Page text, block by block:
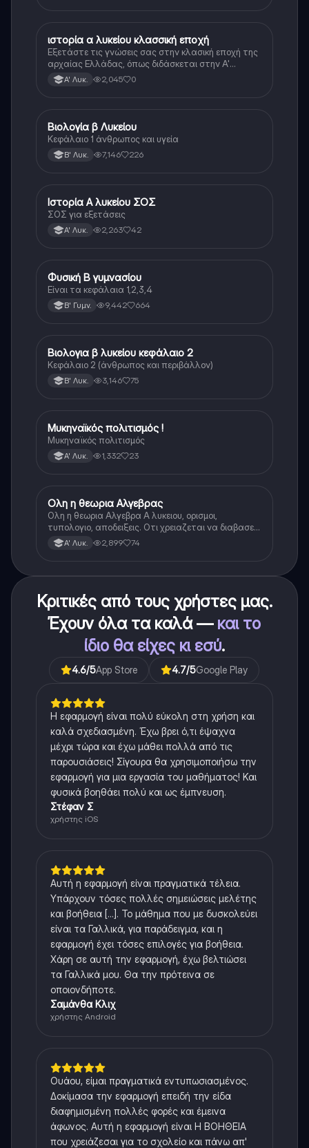
Ιστορία
ιστορία α λυκείου κλασσική εποχή
Εξετάστε τις γνώσεις σας στην κλασική εποχή της
αρχαίας Ελλάδας, όπως διδάσκεται στην Α'
Λυκείου.Α' Λυκ. 2,045 0
Βιολογία
Βιολογία β Λυκείου
Κεφάλαιο 1 άνθρωπος και υγεία
Β' Λυκ. 7,146 226
Ιστορία
Ιστορία Α λυκείου ΣΟΣ
ΣΟΣ για εξετάσεις
Α' Λυκ. 2,263 42
Φυσική
Φυσική Β γυμνασίου
Είναι τα κεφάλαια 1,2,3,4
Β' Γυμν. 9,442 664
Βιολογία
Βιολογια β λυκείου κεφάλαιο 2
Κεφάλαιο 2 (άνθρωπος και περιβάλλον)
Β' Λυκ. 3,146 75
Ιστορία
Μυκηναϊκός πολιτισμός !
Μυκηναϊκός πολιτισμός
Α' Λυκ. 1,332 23
Μαθηματικά
Ολη η θεωρια Αλγεβρας
Ολη η θεωρια Αλγεβρα Α λυκειου, ορισμοι,
τυπολογιο, αποδειξεις. Οτι χρειαζεται να διαβασεις
για το θεωρητικο κομματι της αλγεβρας.
Α' Λυκ. 2,899 74
Κριτικές από τους χρήστες μας.
Έχουν όλα τα καλά — και το
ίδιο θα είχες κι εσύ.
4.6/5App Store 4.7/5Google Play
Η εφαρμογή είναι πολύ εύκολη στη χρήση και
καλά σχεδιασμένη. Έχω βρει ό,τι έψαχνα
μέχρι τώρα και έχω μάθει πολλά από τις
παρουσιάσεις! Σίγουρα θα χρησιμοποιήσω την
εφαρμογή για μια εργασία του μαθήματος! Και
φυσικά βοηθάει πολύ και ως έμπνευση.
Στέφαν Σ
χρήστης iOS
Αυτή η εφαρμογή είναι πραγματικά τέλεια.
Υπάρχουν τόσες πολλές σημειώσεις μελέτης
και βοήθεια [...]. Το μάθημα που με δυσκολεύει
είναι τα Γαλλικά, για παράδειγμα, και η
εφαρμογή έχει τόσες επιλογές για βοήθεια.
Χάρη σε αυτή την εφαρμογή, έχω βελτιώσει
τα Γαλλικά μου. Θα την πρότεινα σε
οποιονδήποτε.
Σαμάνθα Κλιχ
χρήστης Android
Ουάου, είμαι πραγματικά εντυπωσιασμένος.
Δοκίμασα την εφαρμογή επειδή την είδα
διαφημισμένη πολλές φορές και έμεινα
άφωνος. Αυτή η εφαρμογή είναι Η ΒΟΗΘΕΙΑ
που χρειάζεσαι για το σχολείο και πάνω απ'